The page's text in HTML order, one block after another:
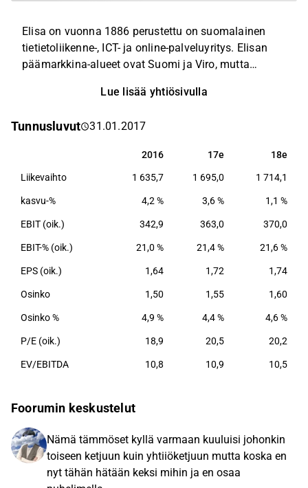
Elisa on vuonna 1886 perustettu on suomalainen
tietietoliikenne-, ICT- ja online-palveluyritys. Elisan
päämarkkina-alueet ovat Suomi ja Viro, mutta
on johtava mobiiliverkko-operaattori ja kiinteän
Virossa. Elisa tekee yhteistyötä myös
Lue lisää yhtiösivulla
Tunnusluvut 31.01.2017
2016 17e 18e
2016 17e 18e
Liikevaihto 1 635,7 1 695,0 1 714,1
kasvu-% 4,2 % 3,6 % 1,1 %
EBIT (oik.) 342,9 363,0 370,0
EBIT-% (oik.) 21,0 % 21,4 % 21,6 %
EPS (oik.) 1,64 1,72 1,74
Osinko 1,50 1,55 1,60
Osinko % 4,9 % 4,4 % 4,6 %
P/E (oik.) 18,9 20,5 20,2
EV/EBITDA 10,8 10,9 10,5
Foorumin keskustelut
Nämä tämmöset kyllä varmaan kuuluisi johonkin
toiseen ketjuun kuin yhtiiöketjuun mutta koska en
nyt tähän hätään keksi mihin ja en osaa